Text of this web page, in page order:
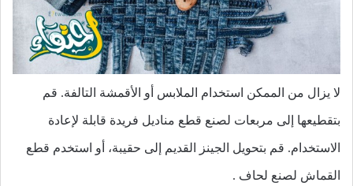
لا يزال من الممكن استخدام الملابس أو الأقمشة التالفة. قم
بتقطيعها إلى مربعات لصنع قطع مناديل فريدة قابلة لإعادة
الاستخدام. قم بتحويل الجينز القديم إلى حقيبة، أو استخدم قطع
القماش لصنع لحاف .